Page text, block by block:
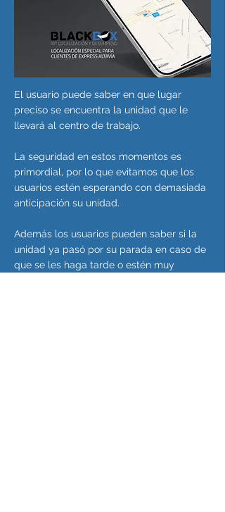
El usuario puede saber en que lugar
preciso se encuentra la unidad que le
llevará al centro de trabajo.
La seguridad en estos momentos es
primordial, por lo que evitamos que los
usuarios estén esperando con demasiada
anticipación su unidad.
Además los usuarios pueden saber si la
unidad ya pasó por su parada en caso de
que se les haga tarde o estén muy